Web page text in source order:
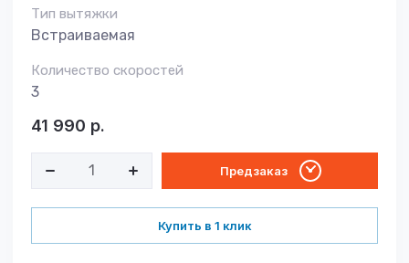
Тип вытяжки
Встраиваемая
Количество скоростей
3
41 990 р.
Предзаказ
Купить в 1 клик